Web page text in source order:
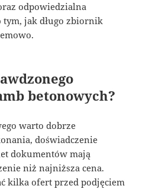
odpowiedzialna
tym, jak długo zbiornik
betonowych?
warto dobrze
doświadczenie
dokumentów mają
niż najniższa cena.
kilka ofert przed podjęciem